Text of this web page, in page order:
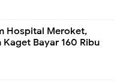
Hospital Meroket,
Kaget Bayar 160 Ribu